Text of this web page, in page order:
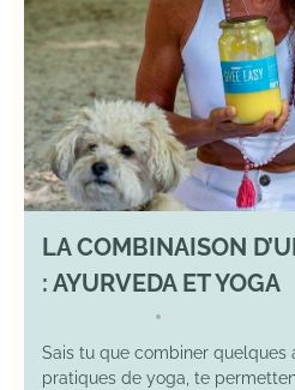
LA COMBINAISON
: AYURVEDA ET YOGA
•
Sais tu que combiner quelques
pratiques de yoga, te